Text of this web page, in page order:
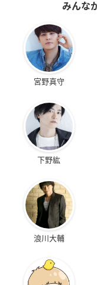
みんな
宮野真守
下野紘
浪川大輔